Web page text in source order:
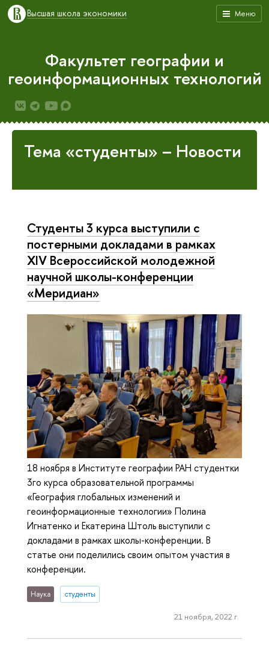
Меню
Высшая школа экономики
Факультет географии и
геоинформационных технологий
Тема «студенты» – Новости
Студенты 3 курса выступили с
постерными докладами в рамках
XIV Всероссийской молодежной
научной школы-конференции
«Меридиан»
18 ноября в Институте географии РАН студентки
3го курса образовательной программы
«География глобальных изменений и
геоинформационные технологии» Полина
Игнатенко и Екатерина Штоль выступили с
докладами в рамках школы-конференции. В
статье они поделились своим опытом участия в
конференции.
Наука студенты
21 ноября, 2022 г.